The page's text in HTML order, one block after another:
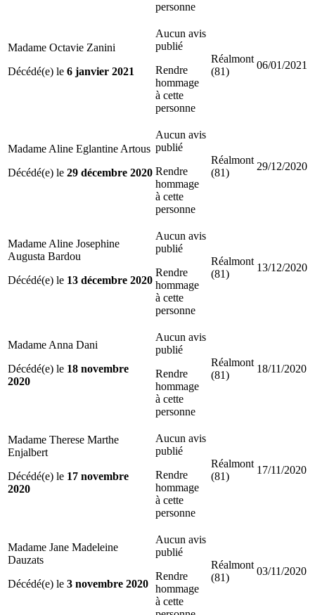
personne
Madame Octavie Zanini
Décédé(e) le 6 janvier 2021
Aucun avis
publié
Rendre
hommage
à cette
personne
Réalmont
(81)
06/01/2021
Madame Aline Eglantine Artous
Décédé(e) le 29 décembre 2020
Aucun avis
publié
Rendre
hommage
à cette
personne
Réalmont
(81)
29/12/2020
Madame Aline Josephine
Augusta Bardou
Décédé(e) le 13 décembre 2020
Aucun avis
publié
Rendre
hommage
à cette
personne
Réalmont
(81)
13/12/2020
Madame Anna Dani
Décédé(e) le 18 novembre
2020
Aucun avis
publié
Rendre
hommage
à cette
personne
Réalmont
(81)
18/11/2020
Madame Therese Marthe
Enjalbert
Décédé(e) le 17 novembre
2020
Aucun avis
publié
Rendre
hommage
à cette
personne
Réalmont
(81)
17/11/2020
Madame Jane Madeleine
Dauzats
Décédé(e) le 3 novembre 2020
Aucun avis
publié
Rendre
hommage
à cette
Réalmont
(81)
03/11/2020